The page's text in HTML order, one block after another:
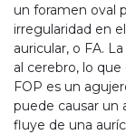
un foramen oval
irregularidad en
auricular, o FA.
al cerebro, lo
FOP es un
puede causar un
fluye de una